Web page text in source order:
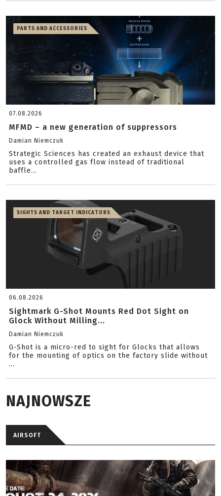
PARTS AND ACCESSORIES
07.08.2026
MFMD – a new generation of suppressors
Damian Niemczuk
Strategic Sciences has created an exhaust device that
uses a controlled gas flow instead of traditional
baffle...
SIGHTS AND TARGET INDICATORS
06.08.2026
Sightmark G-Shot Mounts Red Dot Sight on
Glock Without Milling...
Damian Niemczuk
G-Shot is a micro-red to sight for Glocks that allows
for the mounting of optics on the factory slide without
...
NAJNOWSZE
AIRSOFT